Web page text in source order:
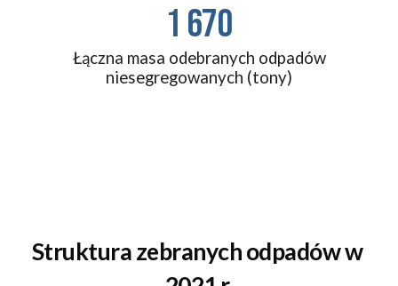
1 670
Łączna masa odebranych odpadów
niesegregowanych (tony)
Struktura zebranych odpadów w